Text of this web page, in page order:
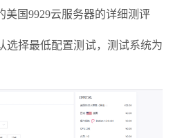
美国9929云服务器的详细测评
选择最低配置测试，测试系统为